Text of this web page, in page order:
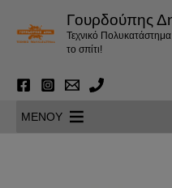
περιεχόμενο
Γουρδούπης
Τεχνικό
το σπίτι!
MENOY